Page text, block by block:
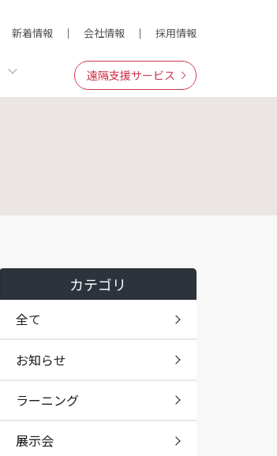
新着情報 会社情報 採用情報
遠隔支援サービス
カテゴリ
全て
お知らせ
ラーニング
展示会